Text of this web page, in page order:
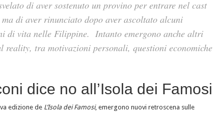
di aver sostenuto un provino per entrare nel cast
ma di aver rinunciato dopo aver ascoltato alcuni
di vita nelle Filippine. Intanto emergono anche altri
tra motivazioni personali, questioni economiche
dice no all’Isola dei Famosi
edizione de L’Isola dei Famosi, emergono nuovi retroscena sulle